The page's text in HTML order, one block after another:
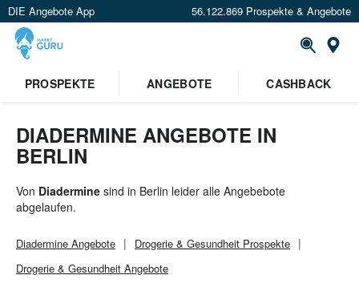
DIE Angebote App 56.122.869 Prospekte & Angebote
PROSPEKTE ANGEBOTE CASHBACK
DIADERMINE ANGEBOTE IN
BERLIN
Von Diadermine sind in Berlin leider alle Angebebote
abgelaufen.
Diadermine Angebote Drogerie & Gesundheit Prospekte
Drogerie & Gesundheit Angebote